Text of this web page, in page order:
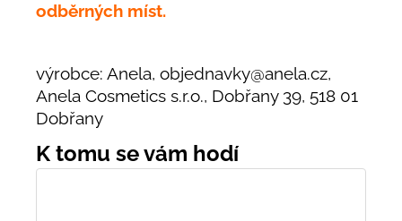
odběrných míst.
výrobce: Anela, objednavky@anela.cz,
Anela Cosmetics s.r.o., Dobřany 39, 518 01
Dobřany